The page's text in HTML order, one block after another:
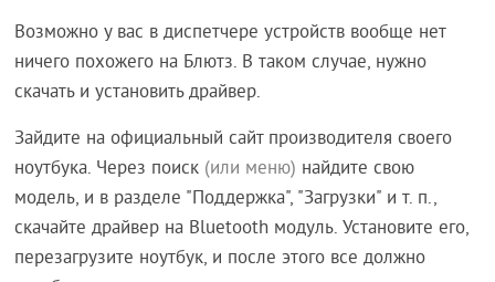
Возможно у вас в диспетчере устройств вообще нет
ничего похожего на Блютз. В таком случае, нужно
скачать и установить драйвер.
Зайдите на официальный сайт производителя своего
ноутбука. Через поиск (или меню) найдите свою
модель, и в разделе "Поддержка", "Загрузки" и т. п.,
скачайте драйвер на Bluetooth модуль. Установите его,
перезагрузите ноутбук, и после этого все должно